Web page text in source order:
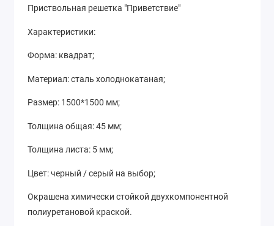
Приствольная решетка "Приветствие"
Характеристики:
Форма: квадрат;
Материал: сталь холоднокатаная;
Размер: 1500*1500 мм;
Толщина общая: 45 мм;
Толщина листа: 5 мм;
Цвет: черный / серый на выбор;
Окрашена химически стойкой двухкомпонентной
полиуретановой краской.